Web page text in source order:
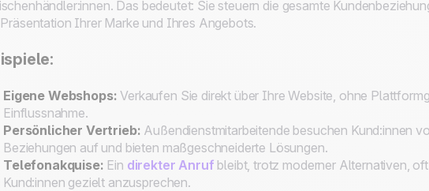
Das bedeutet: Sie steuern die gesamte
Ihrer Marke und Ihres Angebots.
Eigene Webshops: Verkaufen Sie direkt über Ihre Website, ohne
Einflussnahme.
Persönlicher Vertrieb: Außendienstmitarbeitende besuchen Kund:innen
Beziehungen auf und bieten maßgeschneiderte Lösungen.
Telefonakquise: Ein direkter Anruf bleibt, trotz moderner Alternativen,
Kund:innen gezielt anzusprechen.